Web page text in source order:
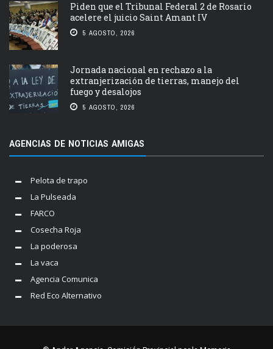
Piden que el Tribunal Federal 2 de Rosario
acelere el juicio Saint Amant IV
5 AGOSTO, 2026
Jornada nacional en rechazo a la
extranjerización de tierras, manejo del
fuego y desalojos
5 AGOSTO, 2026
AGENCIAS DE NOTICIAS AMIGAS
Pelota de trapo
La Pulseada
FARCO
Cosecha Roja
La poderosa
La vaca
Agencia Comunica
Red Eco Alternativo